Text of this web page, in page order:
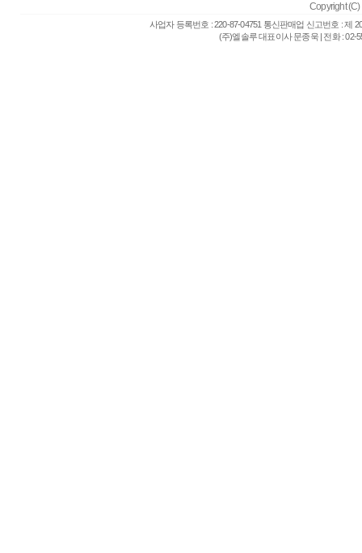
Copyright (C)
사업자 등록번호 : 220-87-04751 통신판매업 신고번호 : 제
(주)엘솔루 대표이사 문종욱 | 전화 : 02-